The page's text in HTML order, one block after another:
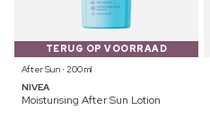
TERUG OP VOORRAAD
After Sun ⋅ 200 ml
NIVEA
Moisturising After Sun Lotion